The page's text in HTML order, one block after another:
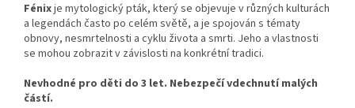
Fénixje mytologický pták, který se objevuje v různých kulturách
a legendách často po celém světě, a je spojován s tématy
obnovy, nesmrtelnosti a cyklu života a smrti. Jeho a vlastnosti
se mohou zobrazit v závislosti na konkrétní tradici.
Nevhodné pro děti do 3 let. Nebezpečí vdechnutí malých
částí.